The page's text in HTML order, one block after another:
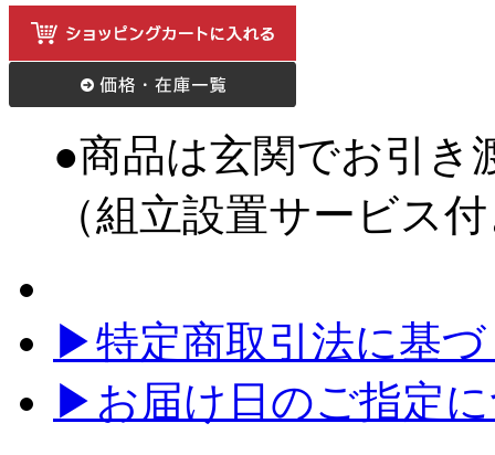
●商品は玄関でお引き
（組立設置サービス
▶特定商取引法に基
▶お届け日のご指定